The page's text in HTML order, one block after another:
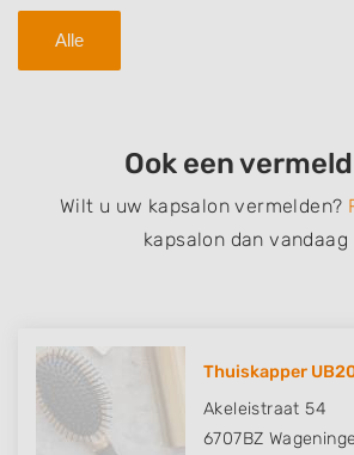
Alle
Ook een
Wilt u uw kapsalon vermelden?
kapsalon dan vandaag
Thuiskapper
Akeleistraat 54
6707BZ